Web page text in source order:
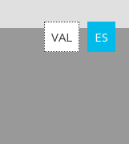
VAL ES